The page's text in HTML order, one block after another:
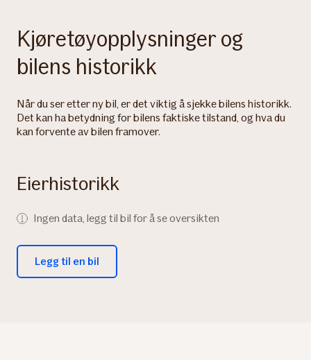
Kjøretøyopplysninger og
bilens historikk
Når du ser etter ny bil, er det viktig å sjekke bilens historikk.
Det kan ha betydning for bilens faktiske tilstand, og hva du
kan forvente av bilen framover.
Eierhistorikk
Ingen data, legg til bil for å se oversikten
Legg til en bil